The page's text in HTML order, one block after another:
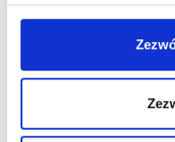
W pewnych
o korzystaniu przez
cookie oraz o
w tym o
Przysługuje Tobie również
państwie członkowskim
lub miejsca popełnienia
Polsce właściwym organem
Osobowych.